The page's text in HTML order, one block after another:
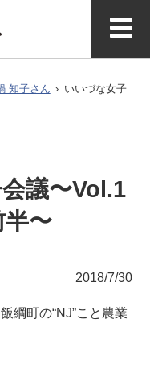
知子さん › いいづな女子
議〜Vol.1
半〜
2018/7/30
綱町の“NJ”こと農業